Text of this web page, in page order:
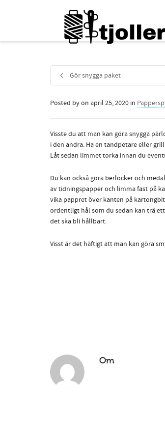
Gör snygga paket
Posted byon april 25, 2020 in
Visste du att man kan göra snygga
i den andra. Ha en tandpetare eller
Låt sedan limmet torka innan du
Du kan också göra berlocker och
av tidningspapper och limma fast på
vika pappret över kanten på
ordentligt hål som du sedan kan trä
det ska bli hållbart.
Visst är det häftigt att man kan göra
Om